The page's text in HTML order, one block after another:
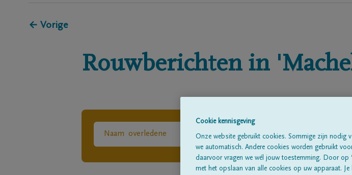
← Vorige
Rouwberichten in
Cookie kennisgeving
Onze website gebruikt cookies. Sommige zijn nodig
we automatisch. Andere cookies worden gebruikt
daarvoor vragen we wél jouw toestemming. Door op
met het opslaan van alle cookies op uw apparaat. Je